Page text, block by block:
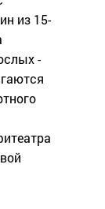
из 15-
-